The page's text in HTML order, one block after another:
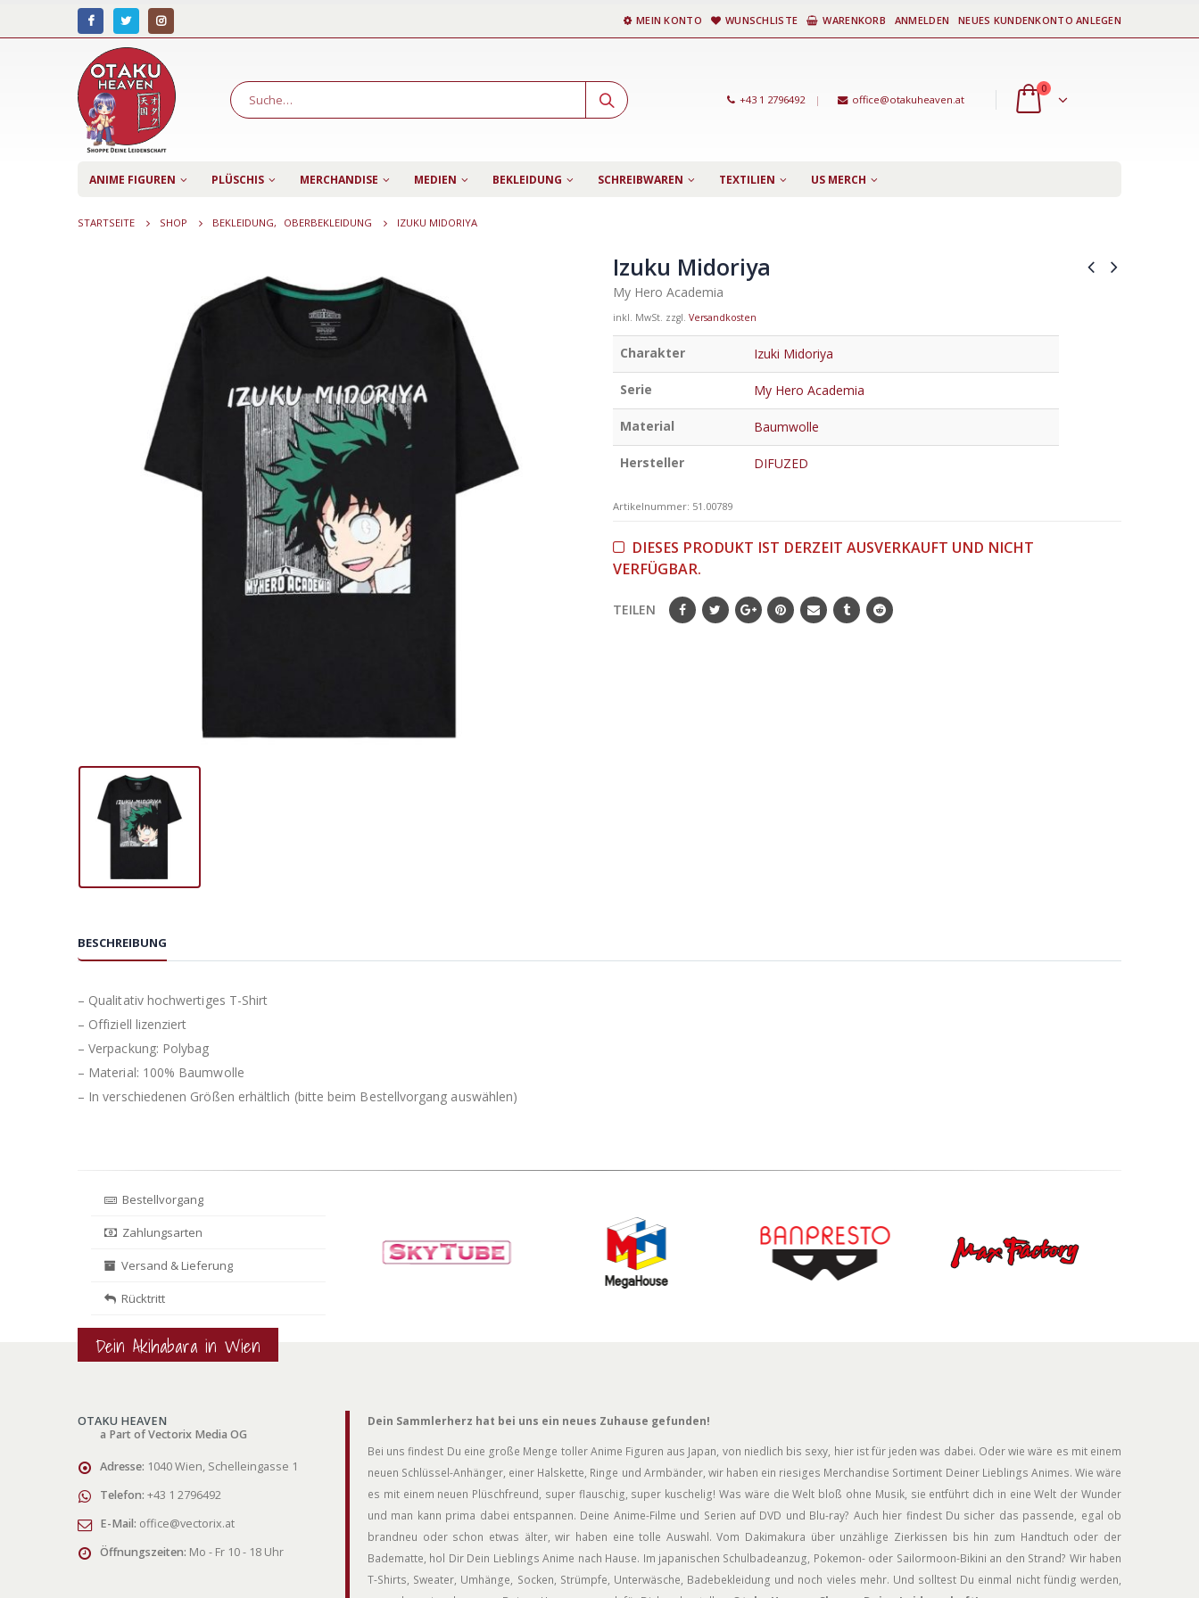
MEIN KONTO WUNSCHLISTE WARENKORB ANMELDEN NEUES KUNDENKONTO ANLEGEN
+43 1 2796492 | office@otakuheaven.at
0
ANIME FIGUREN PLÜSCHIS MERCHANDISE MEDIEN BEKLEIDUNG SCHREIBWAREN TEXTILIEN US MERCH
STARTSEITE SHOP BEKLEIDUNG, OBERBEKLEIDUNG IZUKU MIDORIYA
Izuku Midoriya
My Hero Academia
inkl. MwSt. zzgl. Versandkosten
Charakter Izuki Midoriya
Serie My Hero Academia
Material Baumwolle
Hersteller DIFUZED
Artikelnummer: 51.00789
DIESES PRODUKT IST DERZEIT AUSVERKAUFT UND NICHT
VERFÜGBAR.
TEILEN
BESCHREIBUNG
– Qualitativ hochwertiges T-Shirt
– Offiziell lizenziert
– Verpackung: Polybag
– Material: 100% Baumwolle
– In verschiedenen Größen erhältlich (bitte beim Bestellvorgang auswählen)
Bestellvorgang
Zahlungsarten
Versand & Lieferung
Rücktritt
Dein Akihabara in Wien
OTAKU HEAVEN
a Part of Vectorix Media OG
Adresse: 1040 Wien, Schelleingasse 1
Telefon: +43 1 2796492
E-Mail: office@vectorix.at
Öffnungszeiten: Mo - Fr 10 - 18 Uhr
Dein Sammlerherz hat bei uns ein neues Zuhause gefunden!
Bei uns findest Du eine große Menge toller Anime Figuren aus Japan, von niedlich bis sexy, hier ist für jeden was dabei. Oder wie wäre es mit einem
neuen Schlüssel-Anhänger, einer Halskette, Ringe und Armbänder, wir haben ein riesiges Merchandise Sortiment Deiner Lieblings Animes. Wie wäre
es mit einem neuen Plüschfreund, super flauschig, super kuschelig! Was wäre die Welt bloß ohne Musik, sie entführt dich in eine Welt der Wunder
und man kann prima dabei entspannen. Deine Anime-Filme und Serien auf DVD und Blu-ray? Auch hier findest Du sicher das passende, egal ob
brandneu oder schon etwas älter, wir haben eine tolle Auswahl. Vom Dakimakura über unzählige Zierkissen bis hin zum Handtuch oder der
Badematte, hol Dir Dein Lieblings Anime nach Hause. Im japanischen Schulbadeanzug, Pokemon- oder Sailormoon-Bikini an den Strand? Wir haben
T-Shirts, Sweater, Umhänge, Socken, Strümpfe, Unterwäsche, Badebekleidung und noch vieles mehr. Und solltest Du einmal nicht fündig werden,